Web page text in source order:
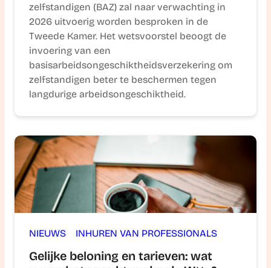
zelfstandigen (BAZ) zal naar verwachting in
2026 uitvoerig worden besproken in de
Tweede Kamer. Het wetsvoorstel beoogt de
invoering van een
basisarbeidsongeschiktheidsverzekering om
zelfstandigen beter te beschermen tegen
langdurige arbeidsongeschiktheid.
NIEUWS INHUREN VAN PROFESSIONALS
Gelijke beloning en tarieven: wat